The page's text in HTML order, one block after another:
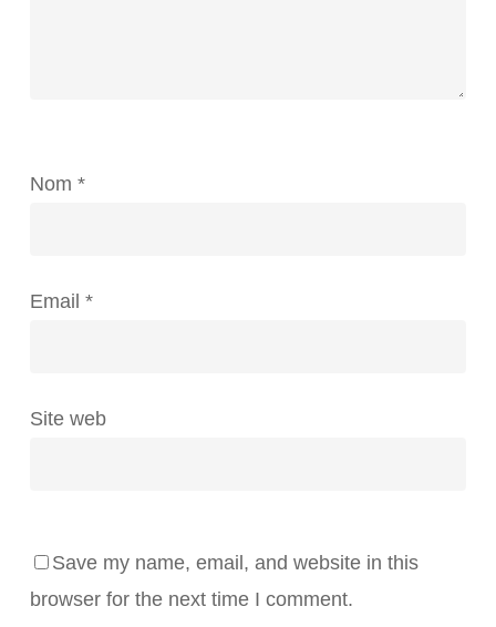
Nom *
Email *
Site web
Save my name, email, and website in this
browser for the next time I comment.